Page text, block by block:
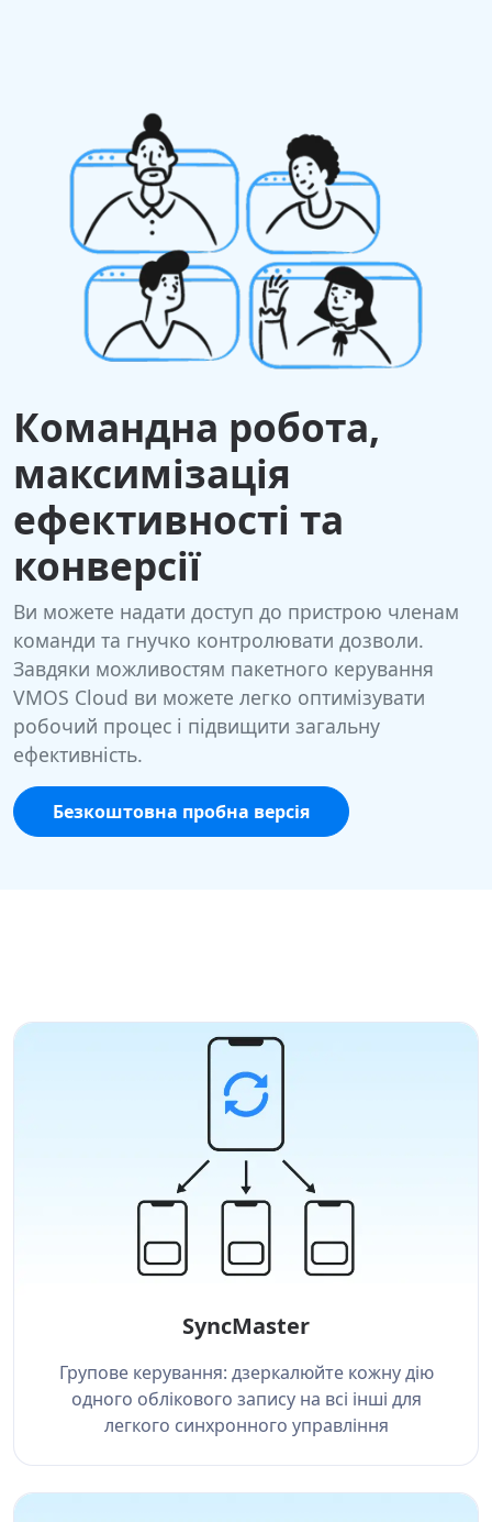
Командна робота,
максимізація
ефективності та
конверсії
Ви можете надати доступ до пристрою членам
команди та гнучко контролювати дозволи.
Завдяки можливостям пакетного керування
VMOS Cloud ви можете легко оптимізувати
робочий процес і підвищити загальну
ефективність.
Безкоштовна пробна версія
SyncMaster
Групове керування: дзеркалюйте кожну дію
одного облікового запису на всі інші для
легкого синхронного управління